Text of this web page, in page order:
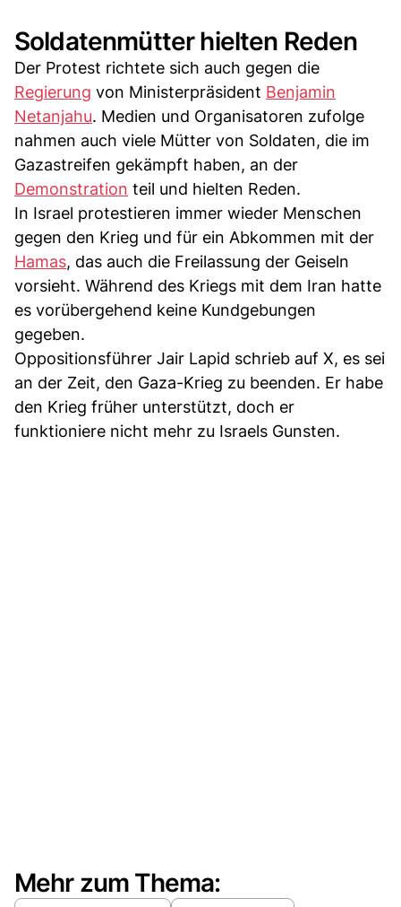
Soldatenmütter hielten Reden
Der Protest richtete sich auch gegen die
Regierung von Ministerpräsident Benjamin
Netanjahu. Medien und Organisatoren zufolge
nahmen auch viele Mütter von Soldaten, die im
Gazastreifen gekämpft haben, an der
Demonstration teil und hielten Reden.
In Israel protestieren immer wieder Menschen
gegen den Krieg und für ein Abkommen mit der
Hamas, das auch die Freilassung der Geiseln
vorsieht. Während des Kriegs mit dem Iran hatte
es vorübergehend keine Kundgebungen
gegeben.
Oppositionsführer Jair Lapid schrieb auf X, es sei
an der Zeit, den Gaza-Krieg zu beenden. Er habe
den Krieg früher unterstützt, doch er
funktioniere nicht mehr zu Israels Gunsten.
Mehr zum Thema: